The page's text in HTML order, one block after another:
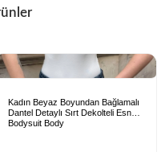
Kadın Beyaz Boyundan Bağlamalı
Dantel Detaylı Sırt Dekolteli Esnek
Bodysuit Body